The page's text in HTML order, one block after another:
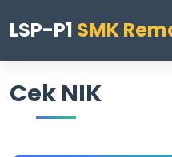
LSP-P1 SMK
Cek NIK